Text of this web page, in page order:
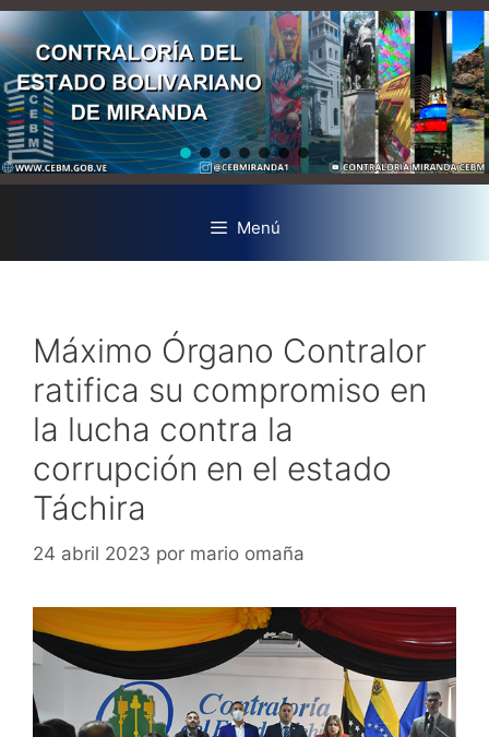
Menú
Máximo Órgano Contralor
ratifica su compromiso en
la lucha contra la
corrupción en el estado
Táchira
24 abril 2023 por mario omaña